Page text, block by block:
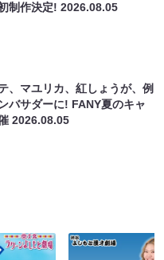
制作決定!2026.08.05
、マユリカ、紅しょうが、例
バサダーに! FANY夏のキャ
2026.08.05